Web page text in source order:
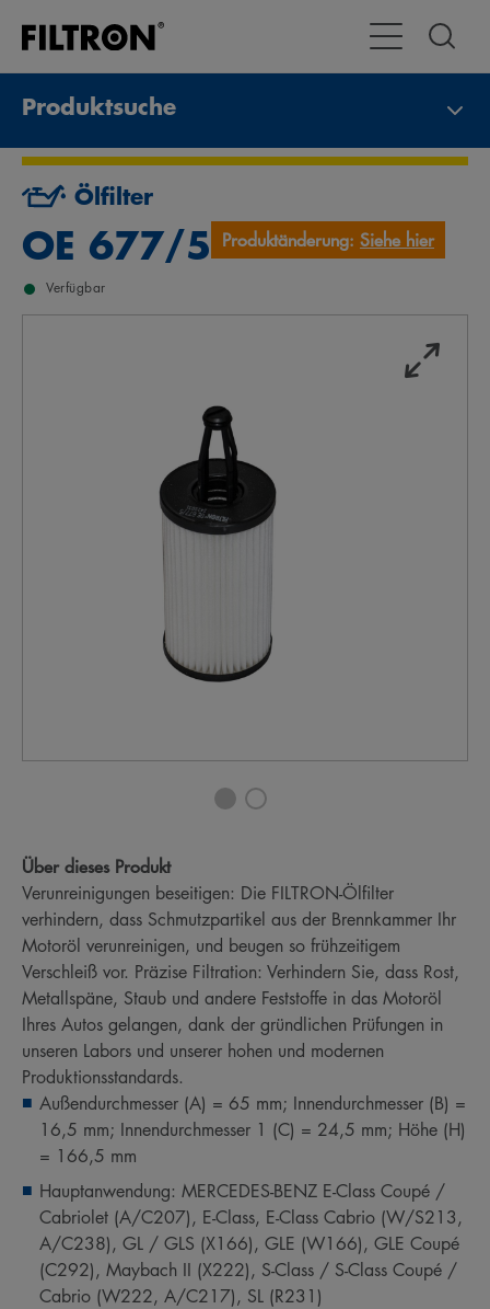
Toggle
Produktsuche
Ölfilter
OE 677/5 Produktänderung: Siehe hier
Verfügbar
Über dieses Produkt
Verunreinigungen beseitigen: Die FILTRON-Ölfilter
verhindern, dass Schmutzpartikel aus der Brennkammer Ihr
Motoröl verunreinigen, und beugen so frühzeitigem
Verschleiß vor. Präzise Filtration: Verhindern Sie, dass Rost,
Metallspäne, Staub und andere Feststoffe in das Motoröl
Ihres Autos gelangen, dank der gründlichen Prüfungen in
unseren Labors und unserer hohen und modernen
Produktionsstandards.
Außendurchmesser (A) = 65 mm; Innendurchmesser (B) =
16,5 mm; Innendurchmesser 1 (C) = 24,5 mm; Höhe (H)
= 166,5 mm
Hauptanwendung: MERCEDES-BENZ E-Class Coupé /
Cabriolet (A/C207), E-Class, E-Class Cabrio (W/S213,
A/C238), GL / GLS (X166), GLE (W166), GLE Coupé
(C292), Maybach II (X222), S-Class / S-Class Coupé /
Cabrio (W222, A/C217), SL (R231)